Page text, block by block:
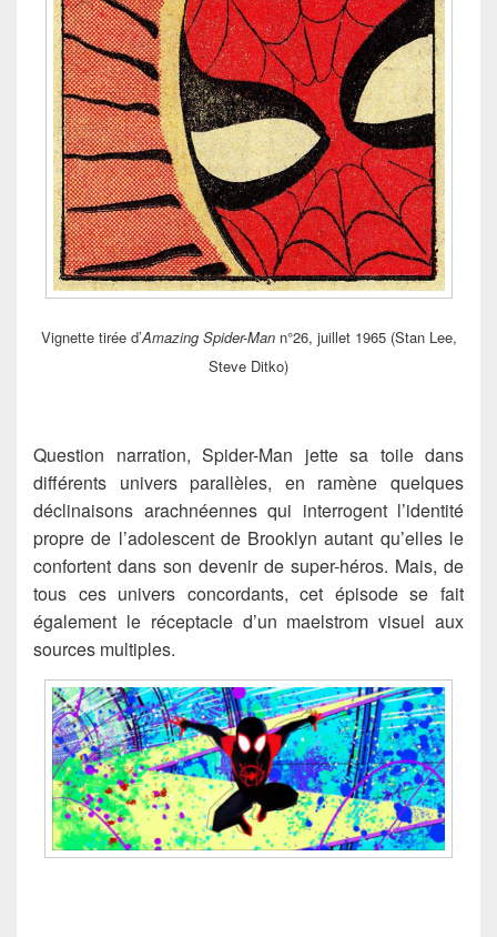
Vignette tirée d’Amazing Spider-Mann°26, juillet 1965 (Stan Lee,
Steve Ditko)
Question narration, Spider-Man jette sa toile dans
différents univers parallèles, en ramène quelques
déclinaisons arachnéennes qui interrogent l’identité
propre de l’adolescent de Brooklyn autant qu’elles le
confortent dans son devenir de super-héros. Mais, de
tous ces univers concordants, cet épisode se fait
également le réceptacle d’un maelstrom visuel aux
sources multiples.